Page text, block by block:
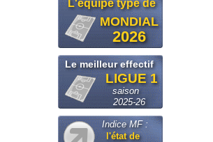
L'equipe type de
MONDIAL
2026
Le meilleur effectif
LIGUE 1
saison
2025-26
Indice MF :
l'état de